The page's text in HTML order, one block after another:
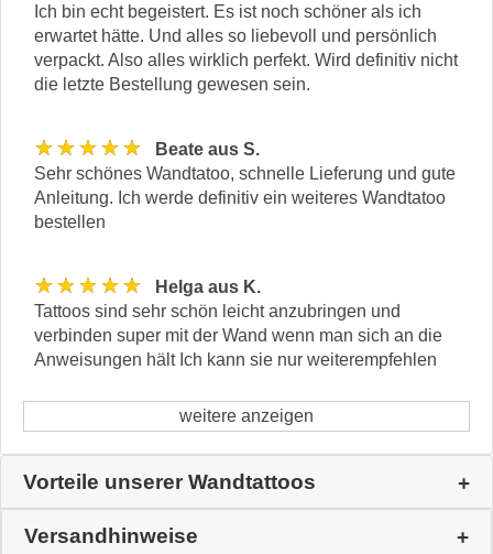
Ich bin echt begeistert. Es ist noch schöner als ich
erwartet hätte. Und alles so liebevoll und persönlich
verpackt. Also alles wirklich perfekt. Wird definitiv nicht
die letzte Bestellung gewesen sein.
★★★★★
Beate aus S.
Sehr schönes Wandtatoo, schnelle Lieferung und gute
Anleitung. Ich werde definitiv ein weiteres Wandtatoo
bestellen
★★★★★
Helga aus K.
Tattoos sind sehr schön leicht anzubringen und
verbinden super mit der Wand wenn man sich an die
Anweisungen hält Ich kann sie nur weiterempfehlen
weitere anzeigen
Vorteile unserer Wandtattoos
Versandhinweise